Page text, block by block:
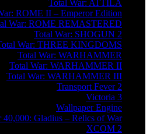
Total War: ATTILA
ROME II – Emperor Edition
War: ROME REMASTERED
Total War: SHOGUN 2
War: THREE KINGDOMS
Total War: WARHAMMER
Total War: WARHAMMER II
Total War: WARHAMMER III
Transport Fever 2
Victoria 3
Wallpaper Engine
40,000: Gladius – Relics of War
XCOM 2